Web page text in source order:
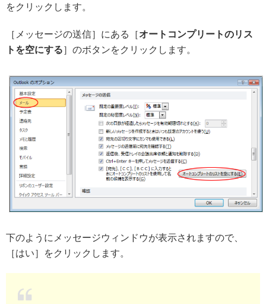
をクリックします。
［メッセージの送信］にある［オートコンプリートのリス
トを空にする］のボタンをクリックします。
下のようにメッセージウィンドウが表示されますので、
［はい］をクリックします。